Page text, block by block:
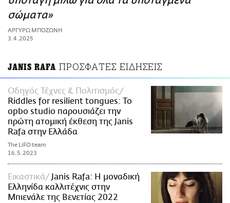
ΑΜΠΑ
PRINT
σώματα»
ΑΡΓΥΡΩ ΜΠΟΖΩΝΗ
3.4.2025
JANIS RAFA ΠΡΟΣΦΑΤΕΣ ΕΙΔΗΣΕΙΣ
Οδηγός Τέχνες & Πολιτισμός
Riddles for resilient tongues: Το
opbo studio παρουσιάζει την
πρώτη ατομική έκθεση της Janis
Rafa στην Ελλάδα
The LiFO team
16.5.2023
Εικαστικά
Janis Rafa: Η μοναδική
Ελληνίδα καλλιτέχνις στην
Μπιενάλε της Βενετίας 2022